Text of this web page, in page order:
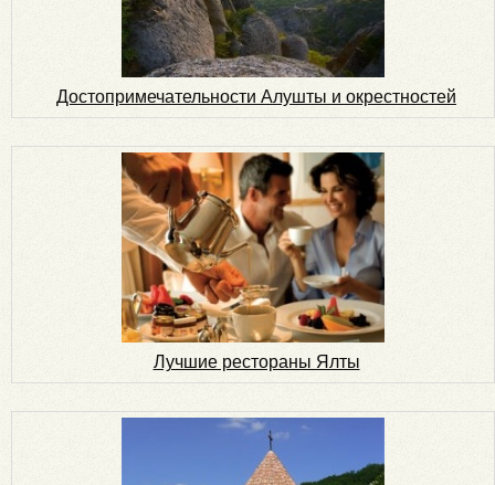
Достопримечательности Алушты и окрестностей
Лучшие рестораны Ялты